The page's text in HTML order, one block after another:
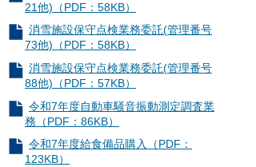
21他)（PDF：58KB）
消雪施設保守点検業務委託(管理番号
73他)（PDF：58KB）
消雪施設保守点検業務委託(管理番号
88他)（PDF：57KB）
令和7年度自動車騒音振動測定調査業
務（PDF：86KB）
令和7年度給食備品購入（PDF：
123KB）